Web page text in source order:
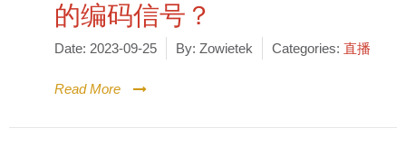
的编码信号？
Date: 2023-09-25 By: Zowietek Categories: 直播
Read More